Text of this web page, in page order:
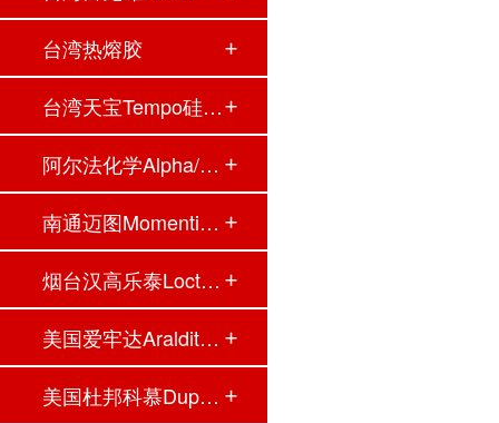
台湾热熔胶
台湾天宝Tempo硅胶…
阿尔法化学Alpha/A…
南通迈图Momentive…
烟台汉高乐泰Locti…
美国爱牢达Araldit…
美国杜邦科慕Dupon…